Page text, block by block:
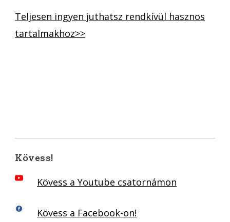
Teljesen ingyen juthatsz rendkívül hasznos
tartalmakhoz>>
Kövess!
Kövess a Youtube csatornámon
Kövess a Facebook-on!